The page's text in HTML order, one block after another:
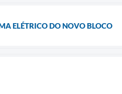
ELÉTRICO DO NOVO BLOCO